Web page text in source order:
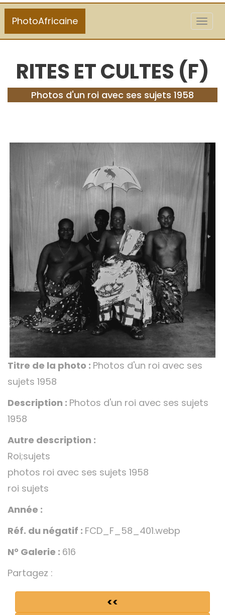
PhotoAfricaine
RITES ET CULTES (F)
Photos d'un roi avec ses sujets 1958
Titre de la photo : Photos d'un roi avec ses
sujets 1958
Description : Photos d'un roi avec ses sujets
1958
Autre description :
Roi;sujets
photos roi avec ses sujets 1958
roi sujets
Année :
Réf. du négatif : FCD_F_58_401.webp
N° Galerie : 616
Partagez :
<<